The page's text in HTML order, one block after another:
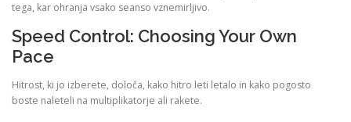
tega, kar ohranja vsako seanso vznemirljivo.
Speed Control: Choosing Your Own
Pace
Hitrost, ki jo izberete, določa, kako hitro leti letalo in kako pogosto
boste naleteli na multiplikatorje ali rakete.